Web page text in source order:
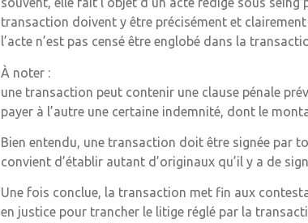
transaction doivent y être précisément et
l’acte n’est pas censé être englobé dans la
À noter :
une transaction peut contenir une clause pénale
payer à l’autre une certaine indemnité, dont le
Bien entendu, une transaction doit être signée par
convient d’établir autant d’originaux qu’il y a de
Une fois conclue, la transaction met fin aux
en justice pour trancher le litige réglé par la